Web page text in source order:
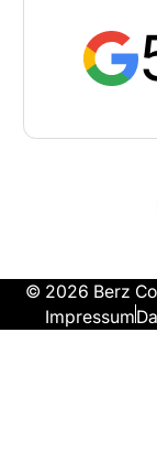
© 2026 Berz
Impressum